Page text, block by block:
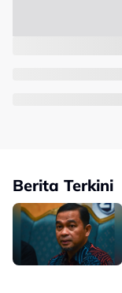
Berita Terkini